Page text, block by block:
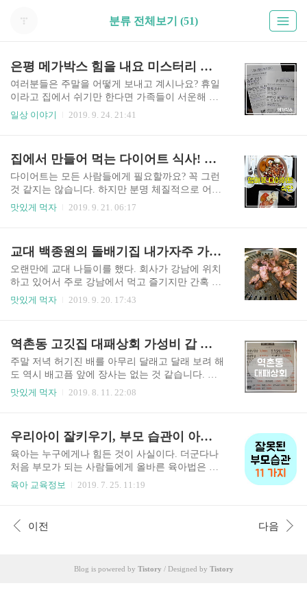
분류 전체보기 (51)
은평 메가박스 힘을 내요 미스터리 보고 벌집 핏자 사먹었네요!
여러분들은 주말을 어떻게 보내고 계시나요? 휴일
이라고 집에서 쉬기만 한다면 가족들이 서운해 하
지 않나요? 저희가족들 역시 주말이되면 몸이 근질
세 이상 관람가 이지만 12세 이하도 보호자와 동반
하면 볼수가 있다고 해서 9살딸과 함께 다녀왔네
요. 연신내 메가박스는 사람들이 없어서 좋은것 같
아요. 상암 cgv를 주로 가곤했는데 상암cgv가 메가
박스로 바뀌면서는 연신내 메가박스 혹은 불광 cgv
요, 아마 sk 사용하시는 분들아 대부분 아시겠지만
무료영화 관람..
일상 이야기 2019. 9. 24. 21:41
집에서 만들어 먹는 다이어트 식사! 간단한 재료소개.
다이어트는 모든 사람들에게 필요할까요? 꼭 그런
것 같지는 않습니다. 하지만 분명 체질적으로 어느
누군가는 많이 먹어도 살이 찌지 않고 어느 누구는
소모하는 칼로리가 적어지게 되면서 체내에 칼로
리가 쌓이게 되면서 살이 찌는게 아닐까 생각합니
다. 사실 에너지를 섭취 했으면 그만큼 소비를 해야
현재의 체중이 유지가 될 테니까요! 얼마 전부터
체중 관리를 안 했더니 집안 식구들의 살이 조금씩
에 살이 찐 것 같습니다. 다이어트하고 싶은데 쉽지
않다고요? 다이어트 식..
맛있게 먹자 2019. 9. 21. 06:17
교대 백종원의 돌배기집 내가자주 가는이유!
오랜만에 교대 나들이를 했다. 회사가 강남에 위치
하고 있어서 주로 강남에서 먹고 즐기지만 간혹 사
람들과 만날 때 중간 지점이 교대인지라 교대를 가
큰 사거리가 나온다. 거기서 왼쪽으로 들어가면 바
로 우측에 있는 곳이다. 보통 회식 때 소고기를 먹
고 싶지만 삼겹살을 주로 먹는다. 일을 많이 시켰으
면 맛있는 걸 사줘야 하는데 직장인들의 비애가 아
닐까 생각한다. 돌배기 집은 가성비 대비해서 맛집
갈빗살이 왜 이리도 먹고 싶은지 오늘의 시작은 갈
빗살로 해볼까 한다. 갈빗..
맛있게 먹자 2019. 9. 20. 17:43
역촌동 고깃집 대패상회 가성비 갑 맛집이네요!
주말 저녁 허기진 배를 아무리 달래고 달래 보려 해
도 역시 배고픔 앞에 장사는 없는 것 같습니다. 토
요일 저녁 9시가 막 되었는데 저녁을 조금 먹어서
없어서 조금 나가야겠더라고요. 응암역에 거주하
시는 분들은 주로 어디 가서 맛있는 걸 먹는지 궁금
해서 여기저기 검색을 해보다가 한 곳을 발견했습
니다. 바로 요기 역촌동 고깃집인데요 역말사거리
에서 연신내 방향으로 좌회전하면 우측에 위치한
한데 사실 방문한 한 번도 안 해봐서 이번에 처음
가보기로 했는데 생각보다 꽤 괜찮은 것 같더라고
맛있게 먹자 2019. 8. 11. 22:08
우리아이 잘키우기, 부모 습관이 아이를 망치는 이유
육아는 누구에게나 힘든 것이 사실이다. 더군다나
처음 부모가 되는 사람들에게 올바른 육아법은 정
말 어려울 수밖에 없다고 한다. 대부부의 부모라면
는 부모 자신도 모르게 무의식 속에 나쁜 습관들이
배어있기 때문이다. 오늘은 아이를 망치게 하는 부
라기 위해서는 사랑하는 법을 사랑하는 모습을 보
육아 교육정보 2019. 7. 25. 11:19
이전 다음
Blog is powered by Tistory / Designed by Tistory